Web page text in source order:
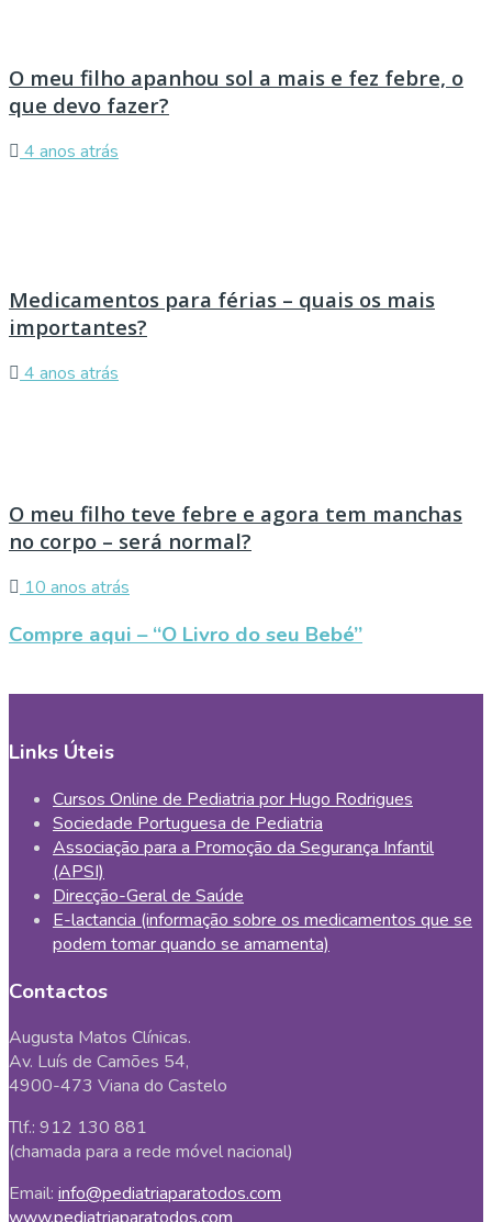
O meu filho apanhou sol a mais e fez febre, o
que devo fazer?
4 anos atrás
Medicamentos para férias – quais os mais
importantes?
4 anos atrás
O meu filho teve febre e agora tem manchas
no corpo – será normal?
10 anos atrás
Compre aqui – “O Livro do seu Bebé”
Links Úteis
Cursos Online de Pediatria por Hugo Rodrigues
Sociedade Portuguesa de Pediatria
Associação para a Promoção da Segurança Infantil
(APSI)
Direcção-Geral de Saúde
E-lactancia (informação sobre os medicamentos que se
podem tomar quando se amamenta)
Contactos
Augusta Matos Clínicas.
Av. Luís de Camões 54,
4900-473 Viana do Castelo
Tlf.: 912 130 881
(chamada para a rede móvel nacional)
Email: info@pediatriaparatodos.com